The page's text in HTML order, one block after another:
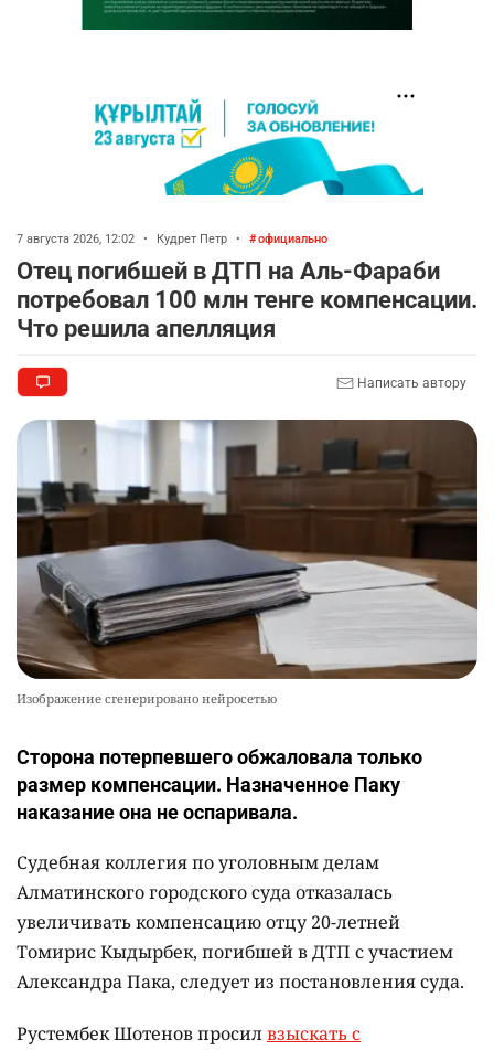
7 августа 2026, 12:02 • Кудрет Петр • официально
Отец погибшей в ДТП на Аль-Фараби
потребовал 100 млн тенге компенсации.
Что решила апелляция
Написать автору
Изображение сгенерировано нейросетью
Сторона потерпевшего обжаловала только
размер компенсации. Назначенное Паку
наказание она не оспаривала.
Судебная коллегия по уголовным делам
Алматинского городского суда отказалась
увеличивать компенсацию отцу 20-летней
Томирис Кыдырбек, погибшей в ДТП с участием
Александра Пака, следует из постановления суда.
Рустембек Шотенов просилвзыскать с